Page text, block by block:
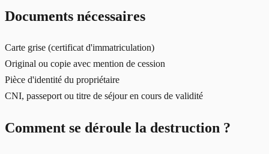
Documents nécessaires
Carte grise (certificat d'immatriculation)
Original ou copie avec mention de cession
Pièce d'identité du propriétaire
CNI, passeport ou titre de séjour en cours de validité
Comment se déroule la destruction ?